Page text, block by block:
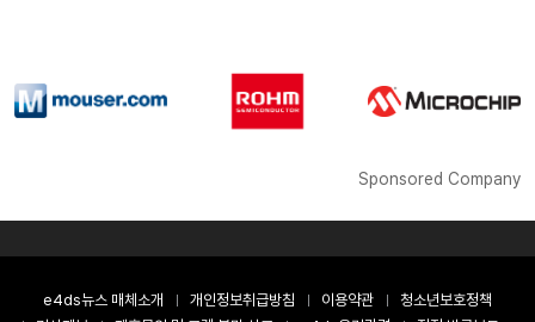
Sponsored Company
e4ds뉴스 매체소개 개인정보취급방침 이용약관
청소년보호정책